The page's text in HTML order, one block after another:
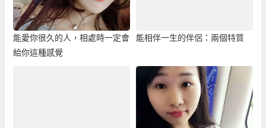
能愛你很久的人，相處時一定會
給你這種感覺
能相伴一生的伴侶：兩個特質